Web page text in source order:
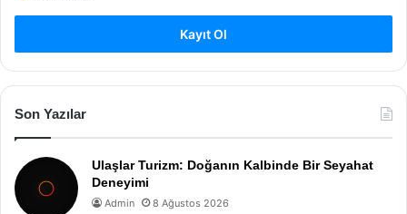
Kayıt Ol
Son Yazılar
Ulaşlar Turizm: Doğanın Kalbinde Bir Seyahat
Deneyimi
Admin 8 Ağustos 2026